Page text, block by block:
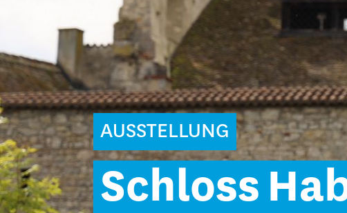
AUSSTELLUNG
Schloss